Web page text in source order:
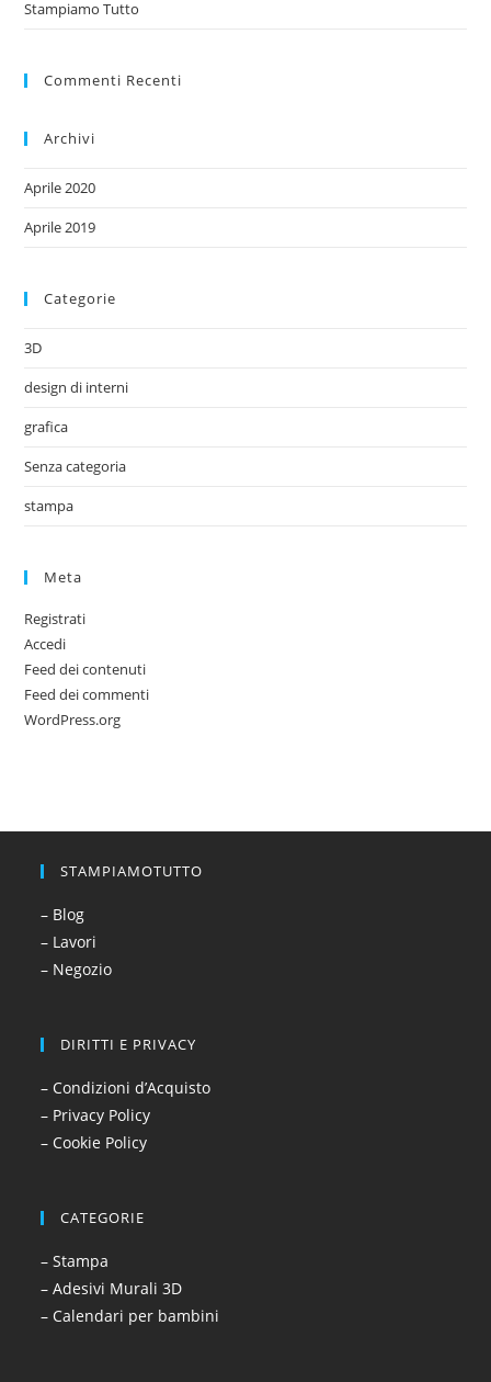
Stampiamo Tutto
Commenti Recenti
Archivi
Aprile 2020
Aprile 2019
Categorie
3D
design di interni
grafica
Senza categoria
stampa
Meta
Registrati
Accedi
Feed dei contenuti
Feed dei commenti
WordPress.org
STAMPIAMOTUTTO
– Blog
– Lavori
– Negozio
DIRITTI E PRIVACY
– Condizioni d’Acquisto
– Privacy Policy
– Cookie Policy
CATEGORIE
– Stampa
– Adesivi Murali 3D
– Calendari per bambini